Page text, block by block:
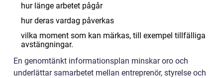
hur länge arbetet pågår
hur deras vardag påverkas
vilka moment som kan märkas, till exempel tillfälliga
avstängningar.
En genomtänkt informationsplan minskar oro och
underlättar samarbetet mellan entreprenör, styrelse och